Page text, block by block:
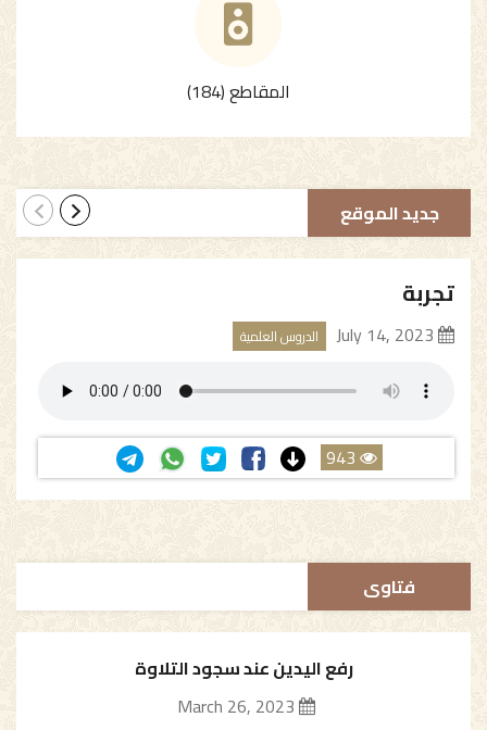
المقاطع (184)
جديد الموقع
تجربة
الدروس العلمية
فتاوى
رفع اليدين عند سجود التلاوة